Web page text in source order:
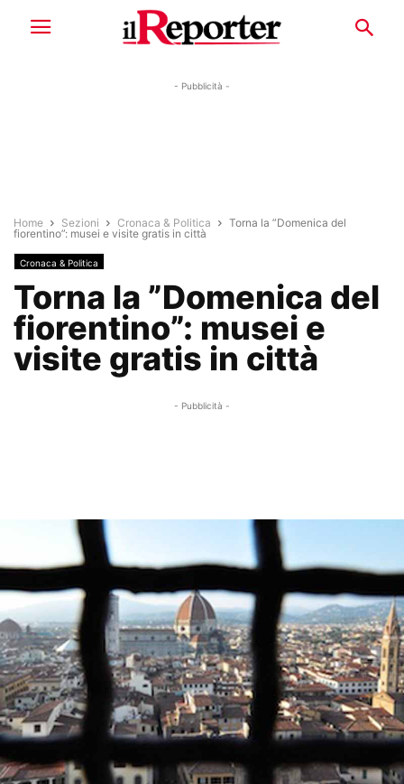
- Pubblicità -
Home Sezioni Cronaca & Politica
Torna la ”Domenica del
fiorentino”: musei e visite gratis in città
Cronaca & Politica
Torna la ”Domenica del
fiorentino”: musei e
visite gratis in città
- Pubblicità -